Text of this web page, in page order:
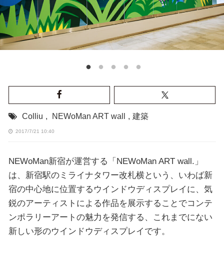
Colliu , NEWoMan ART wall , 建築
2017/7/21 10:40
NEWoMan新宿が運営する「NEWoMan ART wall.」
は、新宿駅のミライナタワー改札横という、いわば新
宿の中心地に位置するウインドウディスプレイに、気
鋭のアーティストによる作品を展示することでコンテ
ンポラリーアートの魅力を発信する、これまでにない
新しい形のウインドウディスプレイです。